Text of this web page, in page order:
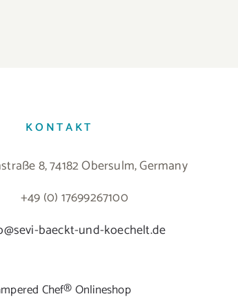
KONTAKT
8, 74182 Obersulm, Germany
+49 (0) 17699267100
baeckt-und-koechelt.de
Chef® Onlineshop